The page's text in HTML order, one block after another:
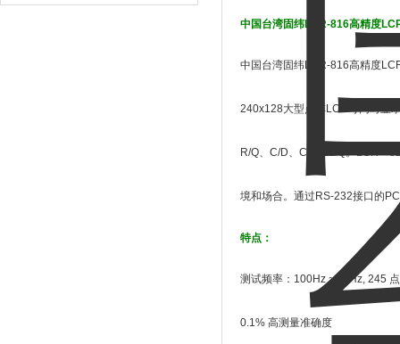
中国台湾固纬LCR-816高精度
中国台湾固纬LCR-816高精度
240x128大型点阵LCD可同时显
R/Q、C/D、C/R和L/Q。LCR－
境和场合。通过RS-232接口的
特点：
测试频率：100Hz ~ 2kHz, 245 点
0.1% 高测量准确度